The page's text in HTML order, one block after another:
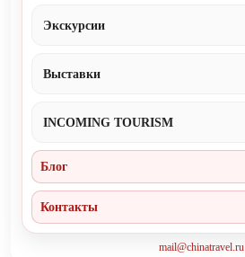
Экскурсии
Выставки
INCOMING TOURISM
Блог
Контакты
mail@chinatravel.ru